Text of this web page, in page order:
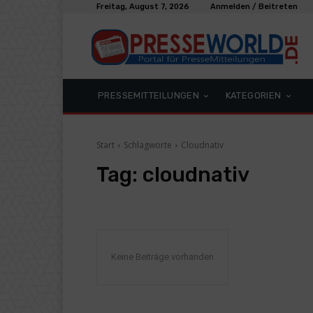
Freitag, August 7, 2026 Anmelden / Beitreten
PRESSEMITTEILUNGEN KATEGORIEN
Start Schlagworte Cloudnativ
Tag: cloudnativ
Keine Beiträge vorhanden